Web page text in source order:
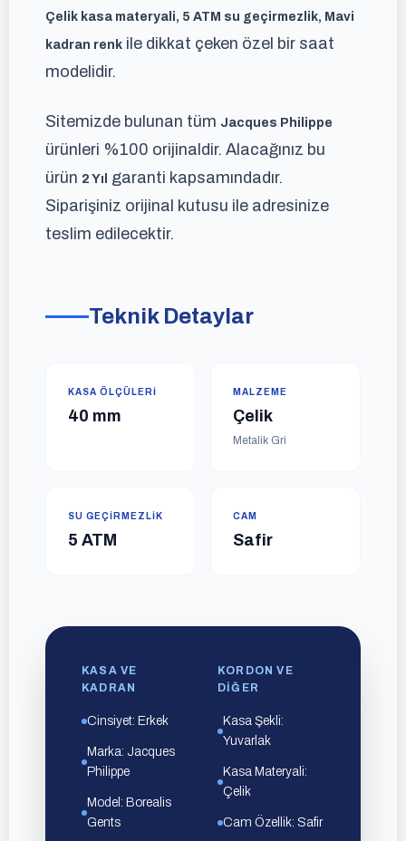
Çelik kasa materyali, 5 ATM su geçirmezlik, Mavi
kadran renk ile dikkat çeken özel bir saat
modelidir.
Sitemizde bulunan tüm Jacques Philippe
ürünleri %100 orijinaldir. Alacağınız bu
ürün 2 Yıl
garanti kapsamındadır.
Siparişiniz orijinal kutusu ile adresinize
teslim edilecektir.
Teknik Detaylar
KASA ÖLÇÜLERI
40 mm
MALZEME
Çelik
Metalik Gri
SU GEÇIRMEZLIK
5 ATM
CAM
Safir
KASA VE
KADRAN
Cinsiyet: Erkek
Marka: Jacques
Philippe
Model: Borealis
Gents
KORDON VE
DIĞER
Kasa Şekli:
Yuvarlak
Kasa Materyali:
Çelik
Cam Özellik: Safir